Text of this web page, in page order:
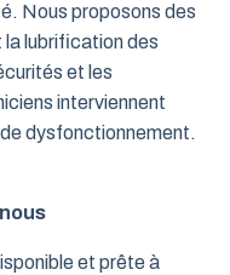
Nous proposons des
lubrification des
et les
interviennent
dysfonctionnement.
et prête à